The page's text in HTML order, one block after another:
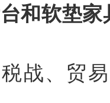
和软垫
战、贸